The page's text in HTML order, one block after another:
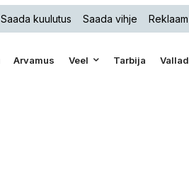
Saada kuulutus Saada vihje Reklaam
Arvamus Veel Tarbija Vallad